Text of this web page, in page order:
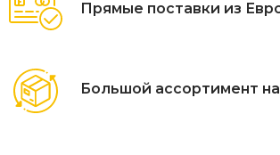
Прямые поставки из
Большой ассортимент